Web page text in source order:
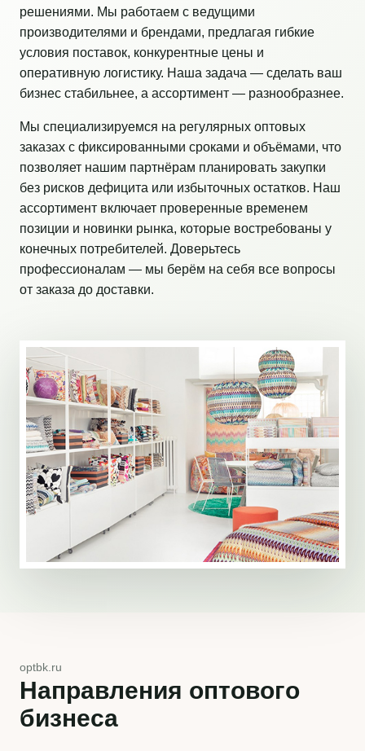
решениями. Мы работаем с ведущими
производителями и брендами, предлагая гибкие
условия поставок, конкурентные цены и
оперативную логистику. Наша задача — сделать ваш
бизнес стабильнее, а ассортимент — разнообразнее.
Мы специализируемся на регулярных оптовых
заказах с фиксированными сроками и объёмами, что
позволяет нашим партнёрам планировать закупки
без рисков дефицита или избыточных остатков. Наш
ассортимент включает проверенные временем
позиции и новинки рынка, которые востребованы у
конечных потребителей. Доверьтесь
профессионалам — мы берём на себя все вопросы
от заказа до доставки.
optbk.ru
Направления оптового
бизнеса